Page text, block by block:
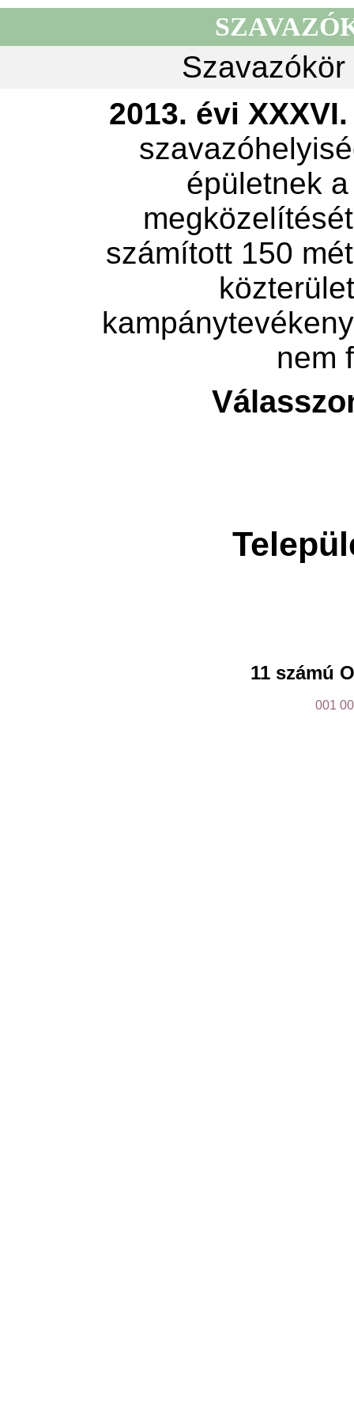
2013. évi
épületnek
számított 150
nem
11 számú
001